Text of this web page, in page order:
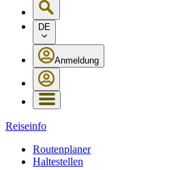
DE
Anmeldung
Reiseinfo
Routenplaner
Haltestellen